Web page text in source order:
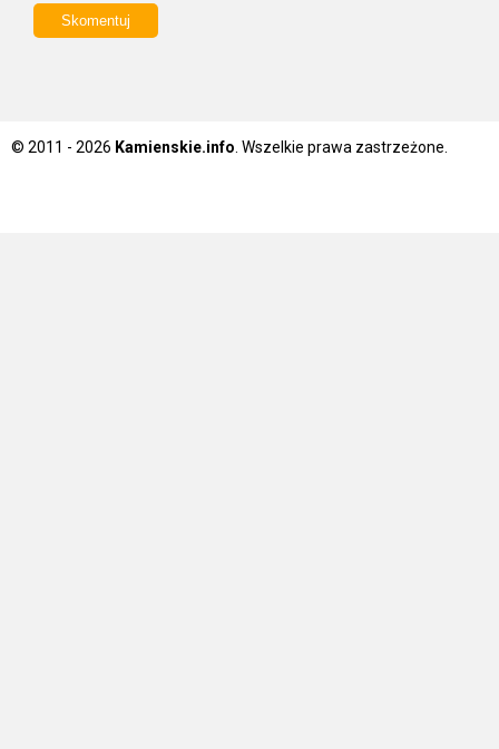
© 2011 - 2026 Kamienskie.info . Wszelkie prawa zastrzeżone.